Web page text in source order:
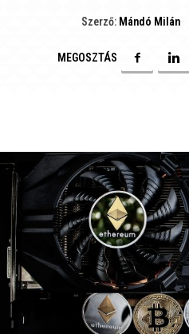
Szerző: Mándó Milán
MEGOSZTÁS